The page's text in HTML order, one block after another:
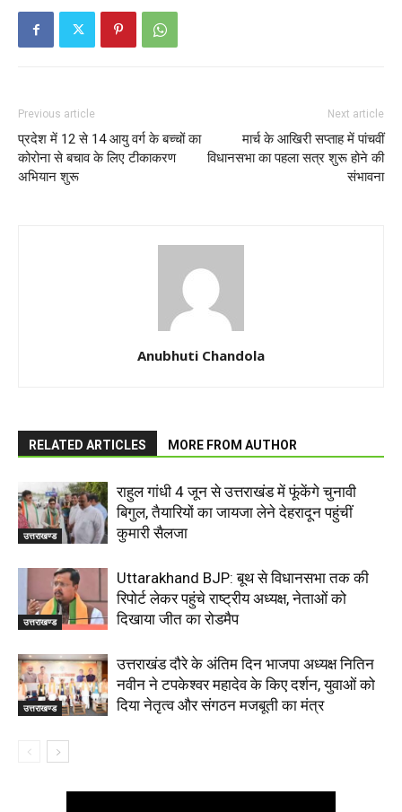
Previous article
प्रदेश में 12 से 14 आयु वर्ग के बच्चों का
कोरोना से बचाव के लिए टीकाकरण
अभियान शुरू
Next article
मार्च के आखिरी सप्ताह में पांचवीं
विधानसभा का पहला सत्र शुरू होने की
संभावना
Anubhuti Chandola
RELATED ARTICLES MORE FROM AUTHOR
उत्तराखण्ड
राहुल गांधी 4 जून से उत्तराखंड में फूंकेंगे चुनावी
बिगुल, तैयारियों का जायजा लेने देहरादून पहुंचीं
कुमारी सैलजा
उत्तराखण्ड
Uttarakhand BJP: बूथ से विधानसभा तक की
रिपोर्ट लेकर पहुंचे राष्ट्रीय अध्यक्ष, नेताओं को
दिखाया जीत का रोडमैप
उत्तराखण्ड
उत्तराखंड दौरे के अंतिम दिन भाजपा अध्यक्ष नितिन
नवीन ने टपकेश्वर महादेव के किए दर्शन, युवाओं को
दिया नेतृत्व और संगठन मजबूती का मंत्र